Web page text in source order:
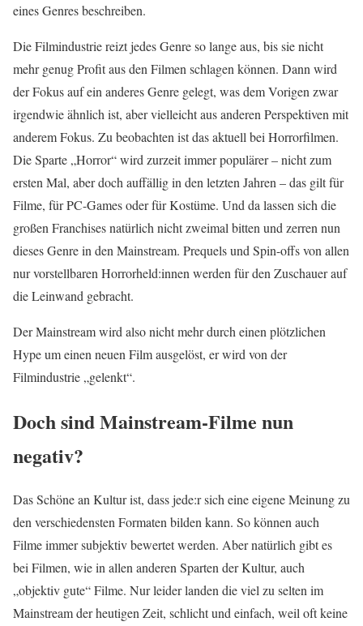
eines Genres beschreiben.
Die Filmindustrie reizt jedes Genre so lange aus, bis sie nicht
mehr genug Profit aus den Filmen schlagen können. Dann wird
der Fokus auf ein anderes Genre gelegt, was dem Vorigen zwar
irgendwie ähnlich ist, aber vielleicht aus anderen Perspektiven mit
anderem Fokus. Zu beobachten ist das aktuell bei Horrorfilmen.
Die Sparte „Horror“ wird zurzeit immer populärer – nicht zum
ersten Mal, aber doch auffällig in den letzten Jahren – das gilt für
Filme, für PC-Games oder für Kostüme. Und da lassen sich die
großen Franchises natürlich nicht zweimal bitten und zerren nun
dieses Genre in den Mainstream. Prequels und Spin-offs von allen
nur vorstellbaren Horrorheld:innen werden für den Zuschauer auf
die Leinwand gebracht.
Der Mainstream wird also nicht mehr durch einen plötzlichen
Hype um einen neuen Film ausgelöst, er wird von der
Filmindustrie „gelenkt“.
Doch sind Mainstream-Filme nun
negativ?
Das Schöne an Kultur ist, dass jede:r sich eine eigene Meinung zu
den verschiedensten Formaten bilden kann. So können auch
Filme immer subjektiv bewertet werden. Aber natürlich gibt es
bei Filmen, wie in allen anderen Sparten der Kultur, auch
„objektiv gute“ Filme. Nur leider landen die viel zu selten im
Mainstream der heutigen Zeit, schlicht und einfach, weil oft keine